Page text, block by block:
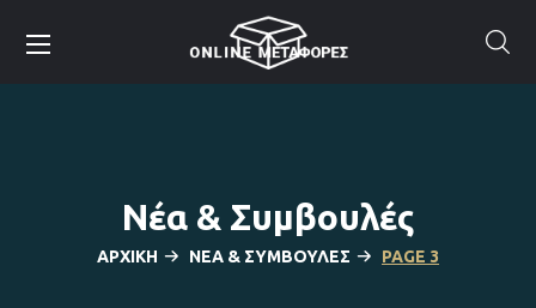
Νέα & Συμβουλές
ΑΡΧΙΚΉ ΝΈΑ & ΣΥΜΒΟΥΛΈΣ PAGE 3